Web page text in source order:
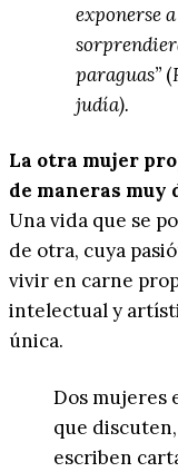
exponerse
paraguas” (
judía).
La otra mujer
de maneras muy
Una vida que se
de otra, cuya
vivir en carne
intelectual y
única.
Dos mujeres
que
escriben